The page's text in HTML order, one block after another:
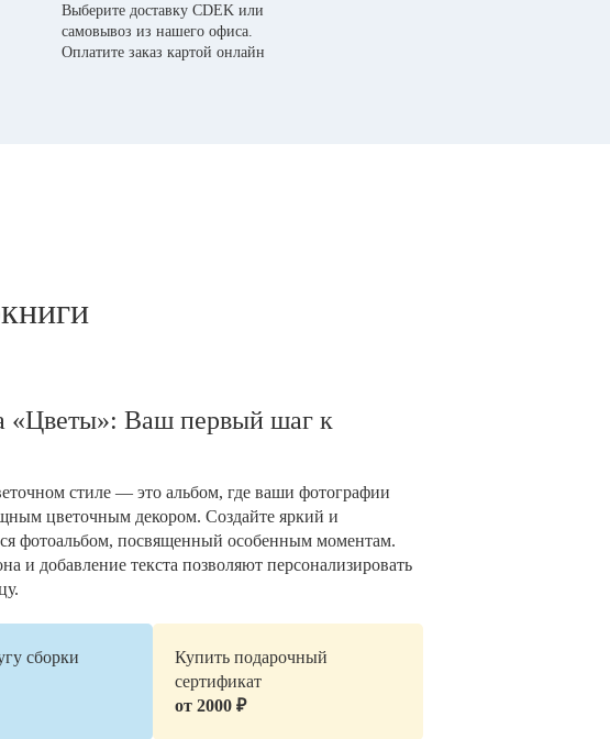
Выберите доставку CDEK или
самовывоз из нашего офиса.
Оплатите заказ картой онлайн
«Цветы»: Ваш первый шаг к
стиле — это альбом, где ваши фотографии
цветочным декором. Создайте яркий и
фотоальбом, посвященный особенным моментам.
и добавление текста позволяют персонализировать
сборки
Купить подарочный
сертификат
от 2000 ₽